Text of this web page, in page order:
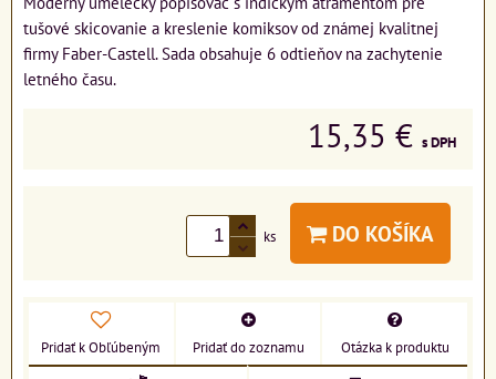
tušové skicovanie a kreslenie komiksov od známej kvalitnej
firmy Faber-Castell. Sada obsahuje 6 odtieňov na zachytenie
letného času.
15,35 € s DPH
ks DO KOŠÍKA
Pridať k Obľúbeným Pridať do zoznamu Otázka k produktu